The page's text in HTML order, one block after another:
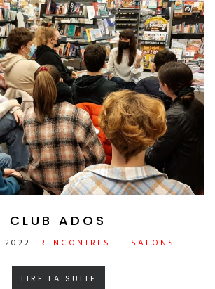
CLUB ADOS
2022 RENCONTRES ET SALONS
LIRE LA SUITE